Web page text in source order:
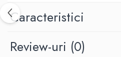
Caracteristici
Review-uri (0)